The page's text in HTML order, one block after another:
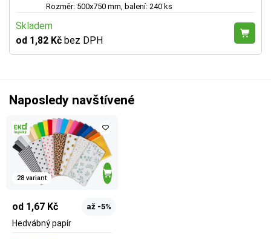
Rozměr: 500x750 mm, balení: 240 ks
Skladem
od 1,82 Kč bez DPH
Naposledy navštívené
28 variant
od 1,67 Kč až -5%
Hedvábný papír